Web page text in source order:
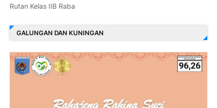
Rutan Kelas IIB Raba
GALUNGAN DAN KUNINGAN